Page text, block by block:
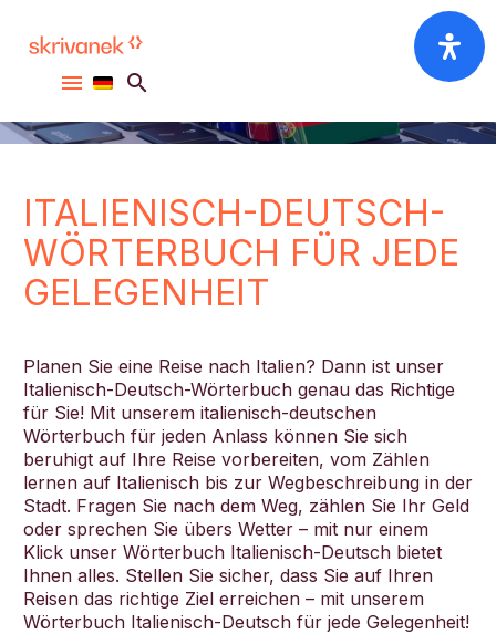
Deutsch
Wörterbuch Italienisch
Deutsch
ITALIENISCH-DEUTSCH-
WÖRTERBUCH FÜR JEDE
GELEGENHEIT
Planen Sie eine Reise nach Italien? Dann ist unser
Italienisch-Deutsch-Wörterbuch genau das Richtige
für Sie! Mit unserem italienisch-deutschen
Wörterbuch für jeden Anlass können Sie sich
beruhigt auf Ihre Reise vorbereiten, vom Zählen
lernen auf Italienisch bis zur Wegbeschreibung in der
Stadt. Fragen Sie nach dem Weg, zählen Sie Ihr Geld
oder sprechen Sie übers Wetter – mit nur einem
Klick unser Wörterbuch Italienisch-Deutsch bietet
Ihnen alles. Stellen Sie sicher, dass Sie auf Ihren
Reisen das richtige Ziel erreichen – mit unserem
Wörterbuch Italienisch-Deutsch für jede Gelegenheit!